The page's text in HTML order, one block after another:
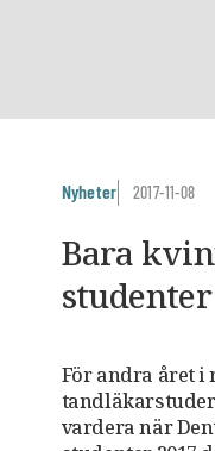
Nyheter 2017-11-08
Bara
För andra året
vardera när